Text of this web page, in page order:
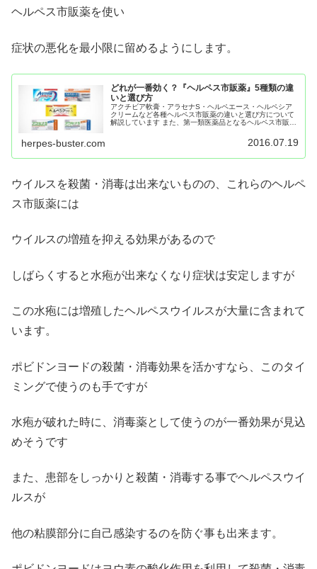
ヘルペス市販薬を使い
症状の悪化を最小限に留めるようにします。
どれが一番効く？『ヘルペス市販薬』5種類の違
いと選び方
アクチビア軟膏・アラセナS・ヘルペエース・ヘルペシア
クリームなど各種ヘルペス市販薬の違いと選び方について
解説しています また、第一類医薬品となるヘルペス市販薬
herpes-buster.com 2016.07.19
ウイルスを殺菌・消毒は出来ないものの、これらのヘルペ
ス市販薬には
ウイルスの増殖を抑える効果があるので
しばらくすると水疱が出来なくなり症状は安定しますが
この水疱には増殖したヘルペスウイルスが大量に含まれて
います。
ポビドンヨードの殺菌・消毒効果を活かすなら、このタイ
ミングで使うのも手ですが
水疱が破れた時に、消毒薬として使うのが一番効果が見込
めそうです
また、患部をしっかりと殺菌・消毒する事でヘルペスウイ
ルスが
他の粘膜部分に自己感染するのを防ぐ事も出来ます。